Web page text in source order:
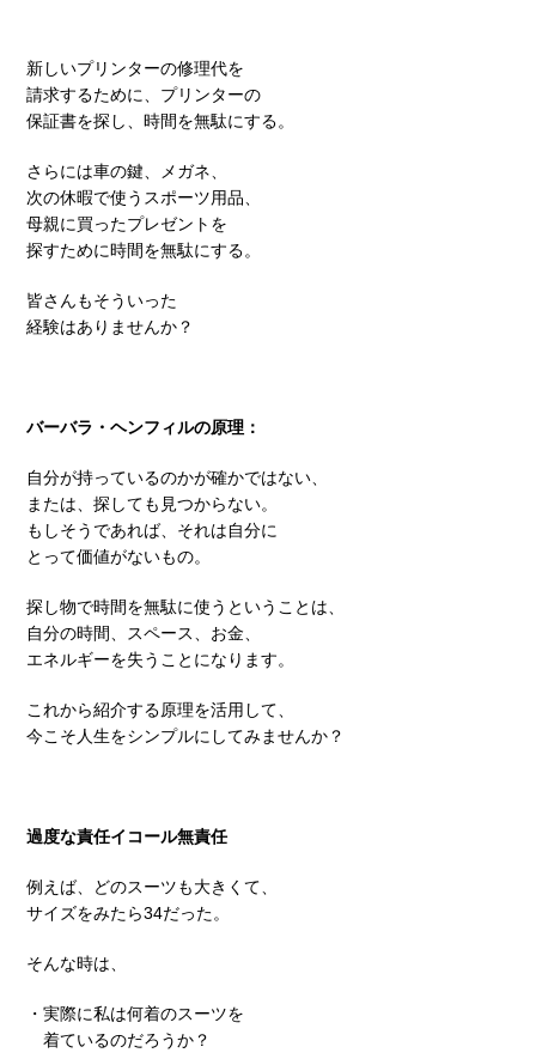
新しいプリンターの修理代を
請求するために、プリンターの
保証書を探し、時間を無駄にする。
さらには車の鍵、メガネ、
次の休暇で使うスポーツ用品、
母親に買ったプレゼントを
探すために時間を無駄にする。
皆さんもそういった
経験はありませんか？
バーバラ・ヘンフィルの原理：
自分が持っているのかが確かではない、
または、探しても見つからない。
もしそうであれば、それは自分に
とって価値がないもの。
探し物で時間を無駄に使うということは、
自分の時間、スペース、お金、
エネルギーを失うことになります。
これから紹介する原理を活用して、
今こそ人生をシンプルにしてみませんか？
過度な責任イコール無責任
例えば、どのスーツも大きくて、
サイズをみたら34だった。
そんな時は、
・実際に私は何着のスーツを
着ているのだろうか？